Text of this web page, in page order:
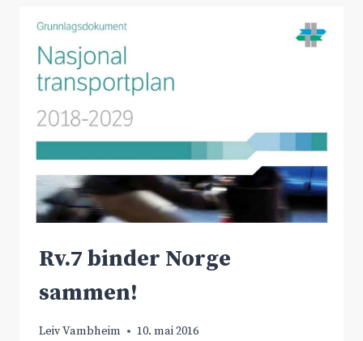
Rv.7 binder Norge
sammen!
Leiv Vambheim 10. mai 2016